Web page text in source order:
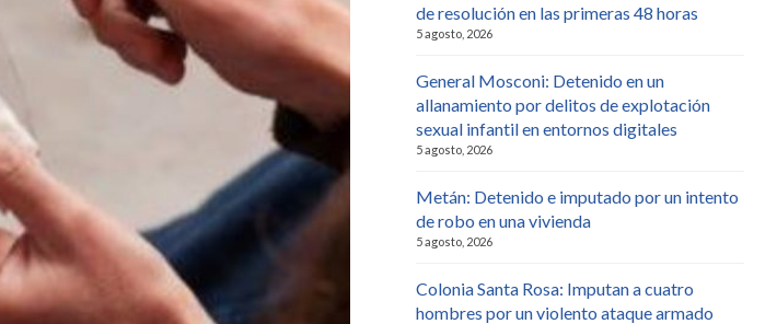
de resolución en las primeras 48 horas
5 agosto, 2026
General Mosconi: Detenido en un
allanamiento por delitos de explotación
sexual infantil en entornos digitales
5 agosto, 2026
Metán: Detenido e imputado por un intento
de robo en una vivienda
5 agosto, 2026
Colonia Santa Rosa: Imputan a cuatro
hombres por un violento ataque armado